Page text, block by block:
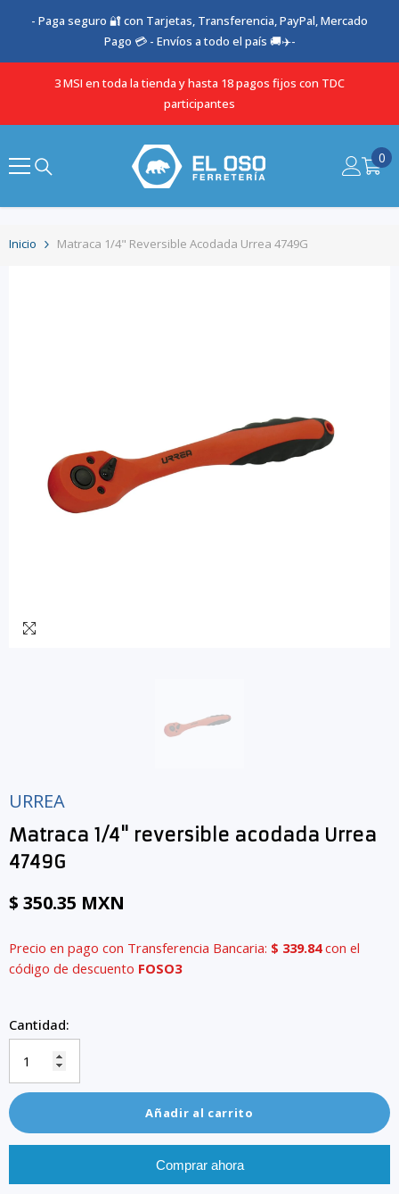
SALTAR AL CONTENIDO
- Paga seguro 🔐 con Tarjetas, Transferencia, PayPal, Mercado
Pago 💳 - Envíos a todo el país 🚚✈️-
3 MSI en toda la tienda y hasta 18 pagos fijos con TDC
participantes
0
0
Inicio Matraca 1/4" Reversible Acodada Urrea 4749G
URREA
Matraca 1/4" reversible acodada Urrea
4749G
$ 350.35 MXN
Precio en pago con Transferencia Bancaria: $ 339.84con el
código de descuento FOSO3
Cantidad:
Añadir al carrito
Comprar ahora